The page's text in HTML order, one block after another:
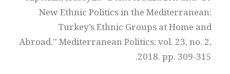
New Ethnic Politics in the Mediterranean:
Turkey’s Ethnic Groups at Home and
Abroad.” Mediterranean Politics: vol. 23, no. 2,
2018. pp. 309-315.